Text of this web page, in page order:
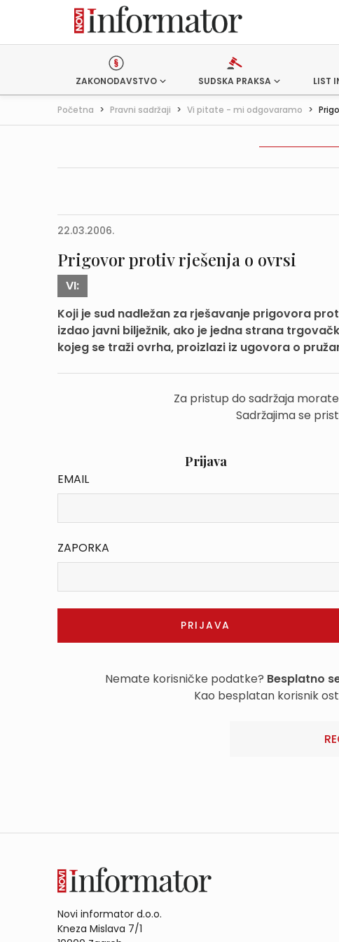
ZAKONODAVSTVO SUDSKA PRAKSA LIST
Početna > Pravni sadržaji > Vi pitate - mi odgovaramo >
22.03.2006.
Prigovor protiv rješenja o ovrsi
VI:
Koji je sud nadležan za rješavanje prigovora
izdao javni bilježnik, ako je jedna strana
kojeg se traži ovrha, proizlazi iz ugovora o
Za pristup do sadržaja
Sadržajima se
Prijava
EMAIL
ZAPORKA
Nemate korisničke podatke? Besplatno
Kao besplatan korisnik
Novi informator d.o.o.
Kneza Mislava 7/1